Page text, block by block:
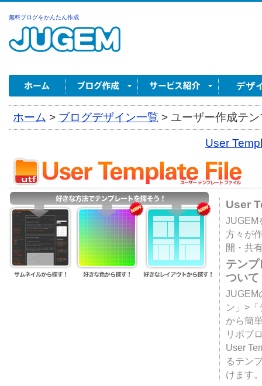
無料ブログをかんたん作成
ホーム > ブログデザイン一覧 > ユーザー作成テ
User
User
JUGEM
方々が
開・共
テン
ついて
JUGEM
ン」>
から簡
リポブ
User
るテン
けます